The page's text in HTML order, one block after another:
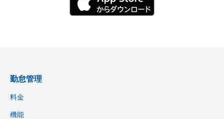
勤怠管理
料金
機能